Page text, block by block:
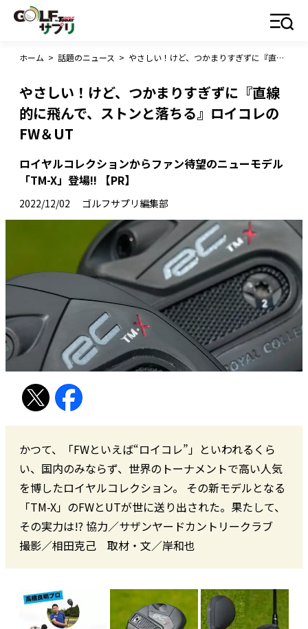
ホーム > 話題のニュース > やさしい！けど、つかまりすぎずに『直線的に飛んで、ストンと落ちる』ロイコレのFW＆UT
やさしい！けど、つかまりすぎずに『直線
的に飛んで、ストンと落ちる』ロイコレの
FW＆UT
ロイヤルコレクションからファン待望のニューモデル
「TM-X」登場!! 【PR】
2022/12/02 ゴルフサプリ編集部
かつて、「FWといえば“ロイコレ”」といわれるくら
い、国内のみならず、世界のトーナメントで高い人気
を博したロイヤルコレクション。 その新モデルとなる
「TM-X」のFWとUTが世に送り出された。果たして、
その実力は!? 協力／サザンヤードカントリークラブ
撮影／相田克己 取材・文／岸和也